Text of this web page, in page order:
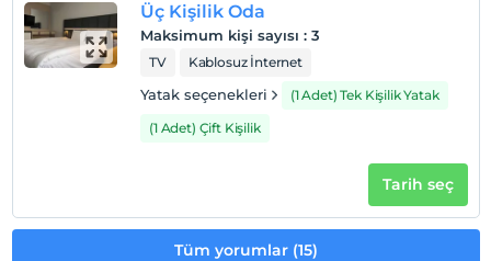
Üç Kişilik Oda
Maksimum kişi sayısı : 3
TV Kablosuz İnternet
Yatak seçenekleri
(1 Adet) Tek Kişilik Yatak
(1 Adet) Çift Kişilik
Tarih seç
Tüm yorumlar (15)